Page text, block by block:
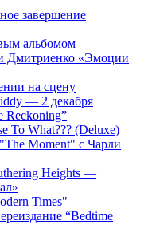
завершение
альбомом
Дмитриенко «Эмоции
на сцену
— 2 декабря
Reckoning”
To What??? (Deluxe)
Moment" с Чарли
Heights —
Times"
“Bedtime